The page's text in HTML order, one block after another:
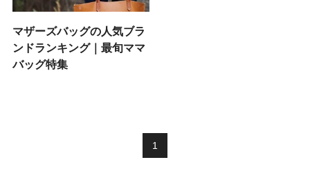
マザーズバッグの人気ブラ
ンドランキング｜最旬ママ
バッグ特集
1